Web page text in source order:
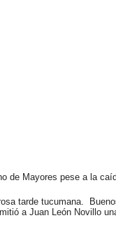
de Mayores pese a la
tarde tucumana.
a Juan León Novillo